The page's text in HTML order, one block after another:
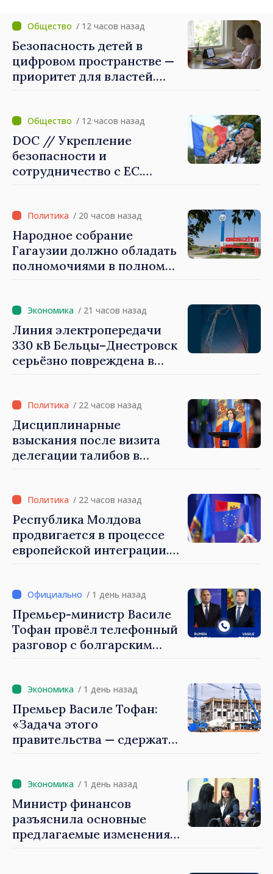
приоритетном режиме
/ 12 часов назад
Безопасность детей в
цифровом пространстве —
приоритет для властей.
которые будут их
защищать»
/ 12 часов назад
DOC // Укрепление
безопасности и
сотрудничество с ЕС.
обороны на 2024–2034 годы
опубликована в Monitorul
Oficial
/ 20 часов назад
Народное собрание
Гагаузии должно обладать
полномочиями в полном
быть свободными и
честными»
/ 21 часов назад
Линия электропередачи
330 кВ Бельцы–Днестровск
серьёзно повреждена в
/ 22 часов назад
Дисциплинарные
взыскания после визита
делегации талибов в
занимающие высокие
должности, не знают
политики государства»
/ 22 часов назад
Республика Молдова
продвигается в процессе
европейской интеграции.
блокирует» / 1 день назад
Премьер-министр Василе
Тофан провёл телефонный
разговор с болгарским
/ 1 день назад
Премьер Василе Тофан:
«Задача этого
правительства — сдержать
/ 1 день назад
Министр финансов
разъяснила основные
предлагаемые изменения